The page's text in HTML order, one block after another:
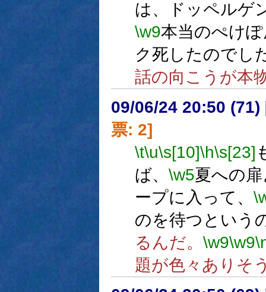
は、ドッペルゲ
\w9本当のぺけ
ク死したのでし
話の向こうが本
09/06/24 20:50 (71)
票: 2]
\t\u\s[10]\h\s[23]
ば、 \w5夏への
ープに入って、
のを待つという
るんだ。 \w9\w9
題が色々ありそ